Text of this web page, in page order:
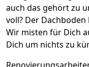
auch das gehört zu
voll? Der
Wir misten für Dich
Dich um nichts zu